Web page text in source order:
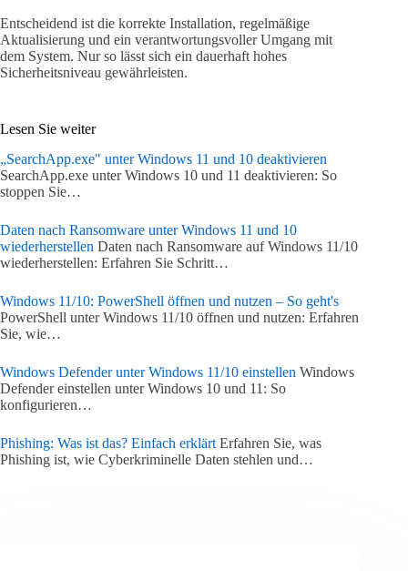
Entscheidend ist die korrekte Installation, regelmäßige
Aktualisierung und ein verantwortungsvoller Umgang mit
dem System. Nur so lässt sich ein dauerhaft hohes
Sicherheitsniveau gewährleisten.
Lesen Sie weiter
„SearchApp.exe" unter Windows 11 und 10 deaktivieren
SearchApp.exe unter Windows 10 und 11 deaktivieren: So
stoppen Sie…
Daten nach Ransomware unter Windows 11 und 10
wiederherstellen Daten nach Ransomware auf Windows 11/10
wiederherstellen: Erfahren Sie Schritt…
Windows 11/10: PowerShell öffnen und nutzen – So geht's
PowerShell unter Windows 11/10 öffnen und nutzen: Erfahren
Sie, wie…
Windows Defender unter Windows 11/10 einstellen Windows
Defender einstellen unter Windows 10 und 11: So
konfigurieren…
Phishing: Was ist das? Einfach erklärt Erfahren Sie, was
Phishing ist, wie Cyberkriminelle Daten stehlen und…